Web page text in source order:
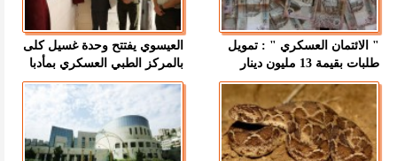
" الائتمان العسكري " : تمويل
طلبات بقيمة 13 مليون دينار
العيسوي يفتتح وحدة غسيل كلى
بالمركز الطبي العسكري بمأدبا